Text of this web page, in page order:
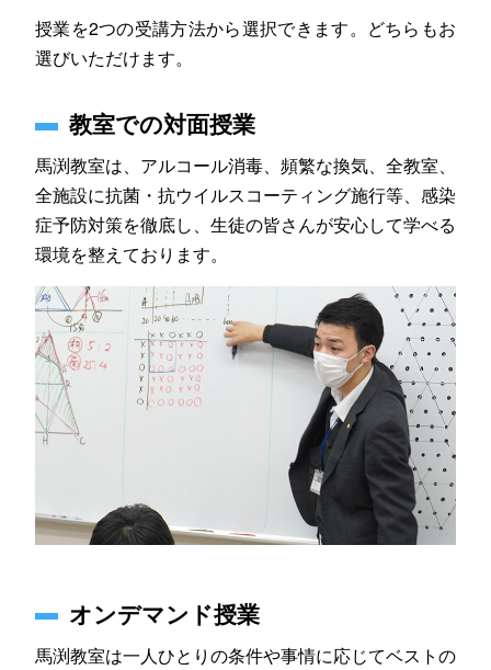
授業を2つの受講方法から選択できます。どちらもお
選びいただけます。
教室での対面授業
馬渕教室は、 アルコール消毒、頻繁な換気、全教室、
全施設に抗菌・抗ウイルスコーティング施行等、感染
症予防対策を徹底し、生徒の皆さんが安心して学べる
環境を整えております。
オンデマンド授業
馬渕教室は一人ひとりの条件や事情に応じてベストの